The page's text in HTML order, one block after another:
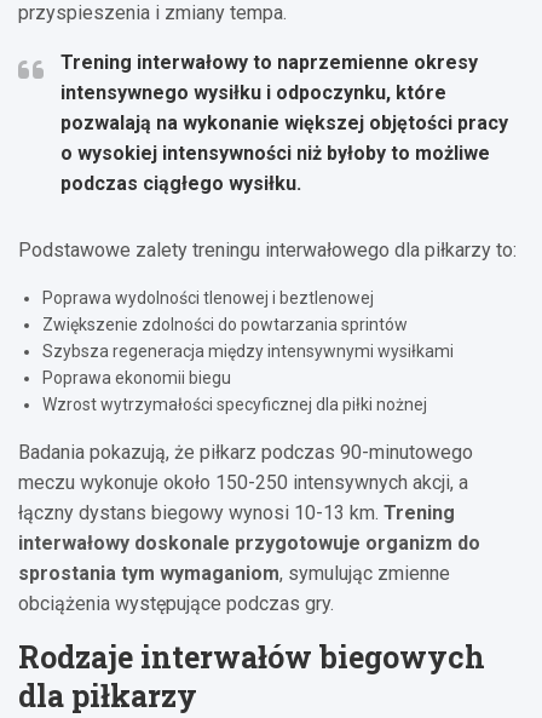
przyspieszenia i zmiany tempa.
Trening interwałowy to naprzemienne okresy
intensywnego wysiłku i odpoczynku, które
pozwalają na wykonanie większej objętości pracy
o wysokiej intensywności niż byłoby to możliwe
podczas ciągłego wysiłku.
Podstawowe zalety treningu interwałowego dla piłkarzy to:
Poprawa wydolności tlenowej i beztlenowej
Zwiększenie zdolności do powtarzania sprintów
Szybsza regeneracja między intensywnymi wysiłkami
Poprawa ekonomii biegu
Wzrost wytrzymałości specyficznej dla piłki nożnej
Badania pokazują, że piłkarz podczas 90-minutowego
meczu wykonuje około 150-250 intensywnych akcji, a
łączny dystans biegowy wynosi 10-13 km. Trening
interwałowy doskonale przygotowuje organizm do
sprostania tym wymaganiom, symulując zmienne
obciążenia występujące podczas gry.
Rodzaje interwałów biegowych
dla piłkarzy